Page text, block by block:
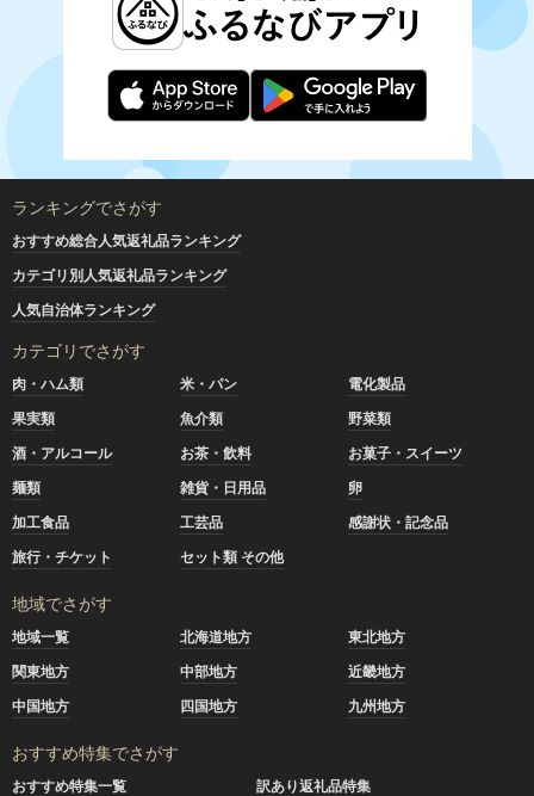
ランキングでさがす
おすすめ総合人気返礼品ランキング
カテゴリ別人気返礼品ランキング
人気自治体ランキング
カテゴリでさがす
肉・ハム類 米・パン
電化製品
果実類
魚介類
野菜類
酒・アルコール
お茶・飲料
お菓子・スイーツ
麺類
雑貨・日用品
卵
加工食品
工芸品
感謝状・記念品
旅行・チケット
セット類 その他
地域でさがす
地域一覧 北海道地方
東北地方
関東地方
中部地方
近畿地方
中国地方
四国地方 九州地方
おすすめ特集でさがす
おすすめ特集一覧
訳あり返礼品特集